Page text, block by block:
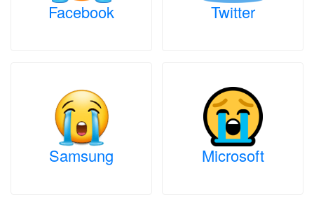
Facebook Twitter
Samsung Microsoft